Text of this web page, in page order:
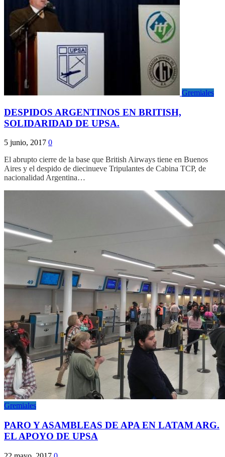
Gremiales
DESPIDOS ARGENTINOS EN BRITISH,
SOLIDARIDAD DE UPSA.
5 junio, 2017 0
El abrupto cierre de la base que British Airways tiene en Buenos
Aires y el despido de diecinueve Tripulantes de Cabina TCP, de
nacionalidad Argentina…
Gremiales
PARO Y ASAMBLEAS DE APA EN LATAM ARG.
EL APOYO DE UPSA